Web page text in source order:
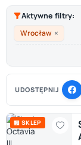
Aktywne filtry:
Wrocław ×
UDOSTĘPNIJ
🏪 SKLEP